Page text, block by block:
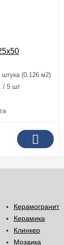
штука (0,126 м2)
/ 5 шт
Керамогранит
Керамика
Клинкер
Мозаика